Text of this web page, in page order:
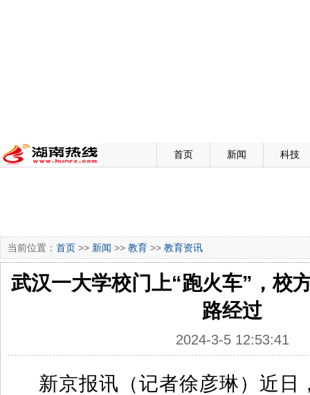
首页 新闻 科技
当前位置： 首页 >> 新闻 >> 教育 >> 教育资讯
武汉一大学校门上“跑火车”，校
路经过
2024-3-5 12:53:41
新京报讯（记者徐彦琳）近日